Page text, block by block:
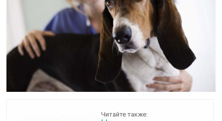
Читайте также: